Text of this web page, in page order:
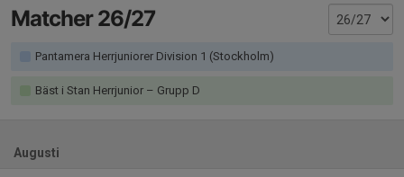
Matcher 26/27
Pantamera Herrjuniorer Division 1 (Stockholm)
Bäst i Stan Herrjunior – Grupp D
Augusti